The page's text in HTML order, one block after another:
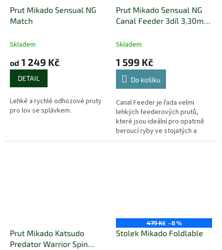
Prut Mikado Sensual NG
Match
Skladem
od 1 249 Kč
DETAIL
Lehké a rychlé odhozové pruty
pro lov se splávkem.
Prut Mikado Sensual NG
Canal Feeder 3díl 3,30m
Skladem
1 599 Kč
Do košíku
Canal Feeder je řada velmi
lehkých feederových prutů,
které jsou ideální pro opatrně
beroucí ryby ve stojatých a
pomalu tekoucích kanálech.
Prut Mikado Katsudo
Predator Warrior Spin
479 Kč –8 %
Stolek Mikado Foldlable